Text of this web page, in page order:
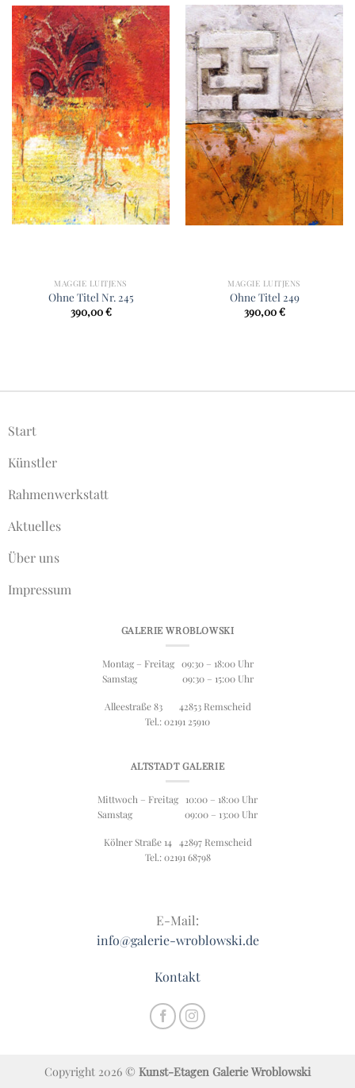
MAGGIE LUITJENS
Ohne Titel Nr. 245
390,00€
MAGGIE LUITJENS
Ohne Titel 249
390,00€
Start
Künstler
Rahmenwerkstatt
Aktuelles
Über uns
Impressum
GALERIE WROBLOWSKI
Montag – Freitag 09:30 – 18:00 Uhr
Samstag 09:30 – 15:00 Uhr
Alleestraße 83 42853 Remscheid
Tel.: 02191 25910
ALTSTADT GALERIE
Mittwoch – Freitag 10:00 – 18:00 Uhr
Samstag 09:00 – 13:00 Uhr
Kölner Straße 14 42897 Remscheid
Tel.: 02191 68798
E-Mail:
info@galerie-wroblowski.de
Kontakt
Copyright 2026 © Kunst-Etagen Galerie Wroblowski